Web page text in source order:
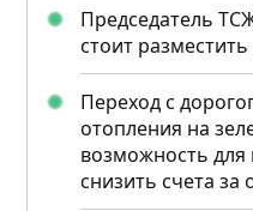
Председатель
стоит
Переход с
отопления на
возможность
снизить счета за